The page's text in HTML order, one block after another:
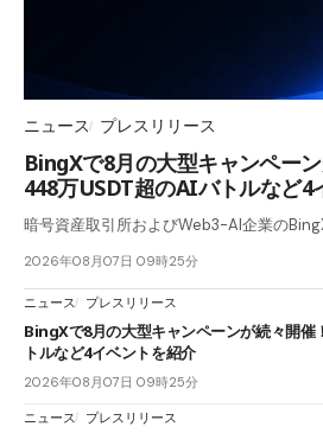
ニュース プレスリリース
BingXで8月の大型キャンペー
448万USDT超のAIバトルなど4
暗号資産取引所およびWeb3-AI企業の
2026年08月07日 09時25分
ニュース プレスリリース
BingXで8月の大型キャンペーンが続々開催
トルなど4イベントを紹介
2026年08月07日 09時25分
ニュース プレスリリース